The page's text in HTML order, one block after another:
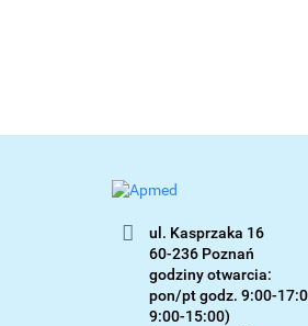
ul. Kasprzaka 16
60-236 Poznań
godziny otwarcia:
pon/pt godz. 9:00-
9:00-15:00)